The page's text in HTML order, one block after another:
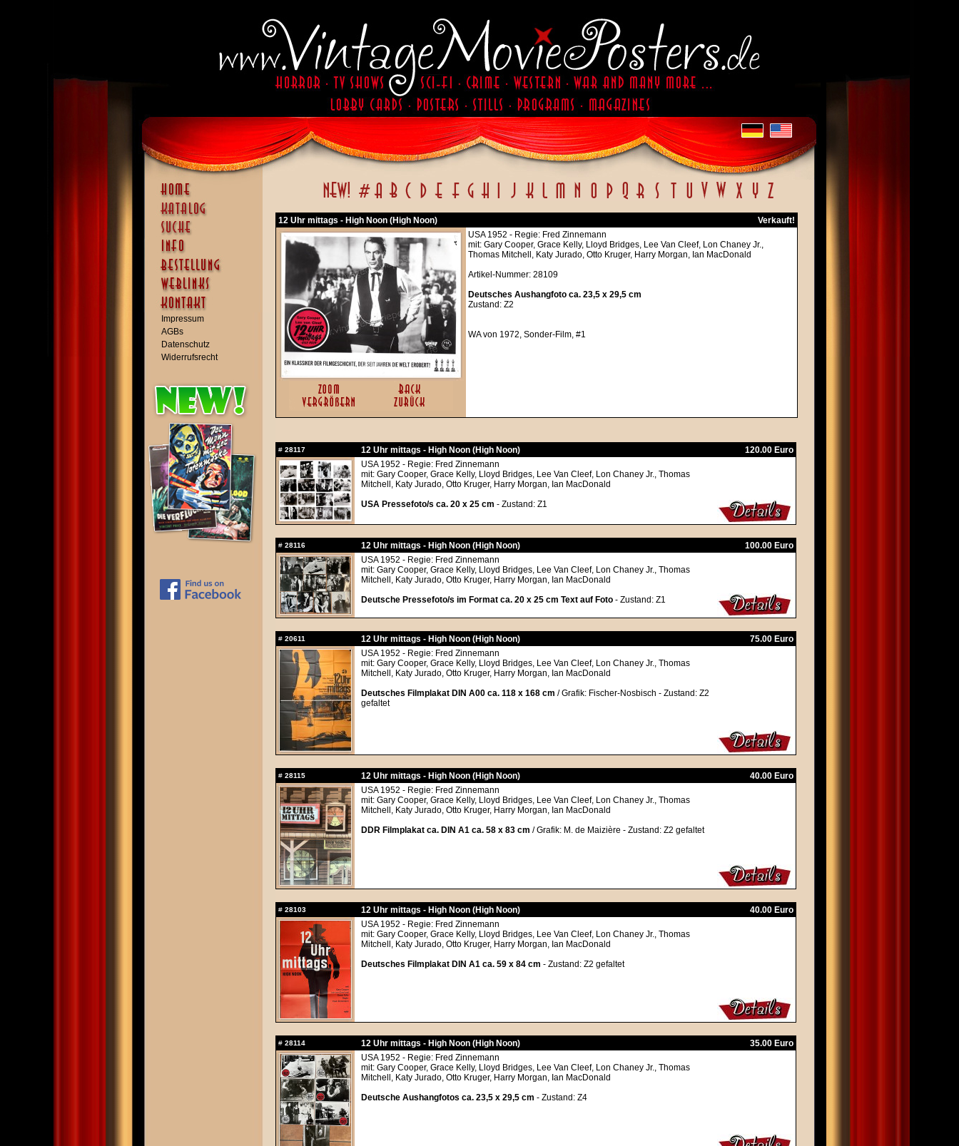
Impressum
AGBs
Datenschutz
Widerrufsrecht
12 Uhr mittags - High Noon (High Noon)
Verkauft!
USA 1952 - Regie: Fred Zinnemann
mit: Gary Cooper, Grace Kelly, Lloyd Bridges, Lee Van Cleef, Lon Chaney Jr.,
Thomas Mitchell, Katy Jurado, Otto Kruger, Harry Morgan, Ian MacDonald
Artikel-Nummer: 28109
Deutsches Aushangfoto ca. 23,5 x 29,5 cm
Zustand: Z2
WA von 1972, Sonder-Film, #1
# 28117 12 Uhr mittags - High Noon (High Noon)
120.00 Euro
USA 1952 - Regie: Fred Zinnemann
mit: Gary Cooper, Grace Kelly, Lloyd Bridges, Lee Van Cleef, Lon Chaney Jr., Thomas
Mitchell, Katy Jurado, Otto Kruger, Harry Morgan, Ian MacDonald
USA Pressefoto/s ca. 20 x 25 cm - Zustand: Z1
# 28116 12 Uhr mittags - High Noon (High Noon)
100.00 Euro
USA 1952 - Regie: Fred Zinnemann
mit: Gary Cooper, Grace Kelly, Lloyd Bridges, Lee Van Cleef, Lon Chaney Jr., Thomas
Mitchell, Katy Jurado, Otto Kruger, Harry Morgan, Ian MacDonald
Deutsche Pressefoto/s im Format ca. 20 x 25 cm Text auf Foto - Zustand: Z1
# 20611 12 Uhr mittags - High Noon (High Noon)
75.00 Euro
USA 1952 - Regie: Fred Zinnemann
mit: Gary Cooper, Grace Kelly, Lloyd Bridges, Lee Van Cleef, Lon Chaney Jr., Thomas
Mitchell, Katy Jurado, Otto Kruger, Harry Morgan, Ian MacDonald
Deutsches Filmplakat DIN A00 ca. 118 x 168 cm / Grafik: Fischer-Nosbisch - Zustand: Z2
gefaltet
# 28115 12 Uhr mittags - High Noon (High Noon)
40.00 Euro
USA 1952 - Regie: Fred Zinnemann
mit: Gary Cooper, Grace Kelly, Lloyd Bridges, Lee Van Cleef, Lon Chaney Jr., Thomas
Mitchell, Katy Jurado, Otto Kruger, Harry Morgan, Ian MacDonald
DDR Filmplakat ca. DIN A1 ca. 58 x 83 cm / Grafik: M. de Maizière - Zustand: Z2 gefaltet
# 28103 12 Uhr mittags - High Noon (High Noon)
40.00 Euro
USA 1952 - Regie: Fred Zinnemann
mit: Gary Cooper, Grace Kelly, Lloyd Bridges, Lee Van Cleef, Lon Chaney Jr., Thomas
Mitchell, Katy Jurado, Otto Kruger, Harry Morgan, Ian MacDonald
Deutsches Filmplakat DIN A1 ca. 59 x 84 cm - Zustand: Z2 gefaltet
# 28114 12 Uhr mittags - High Noon (High Noon)
35.00 Euro
USA 1952 - Regie: Fred Zinnemann
mit: Gary Cooper, Grace Kelly, Lloyd Bridges, Lee Van Cleef, Lon Chaney Jr., Thomas
Mitchell, Katy Jurado, Otto Kruger, Harry Morgan, Ian MacDonald
Deutsche Aushangfotos ca. 23,5 x 29,5 cm - Zustand: Z4